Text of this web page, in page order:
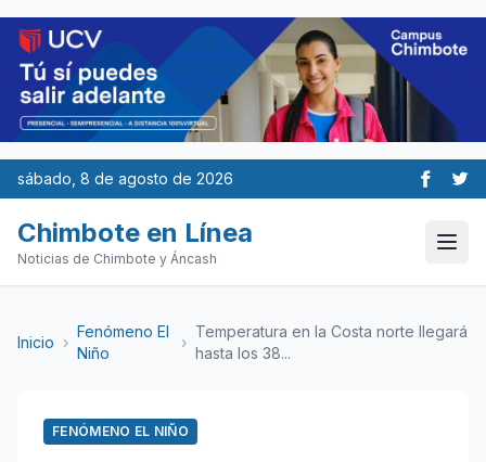
sábado, 8 de agosto de 2026
Chimbote en Línea
Noticias de Chimbote y Áncash
Inicio ›
Fenómeno El
Niño
›
Temperatura en la Costa norte llegará
hasta los 38...
FENÓMENO EL NIÑO